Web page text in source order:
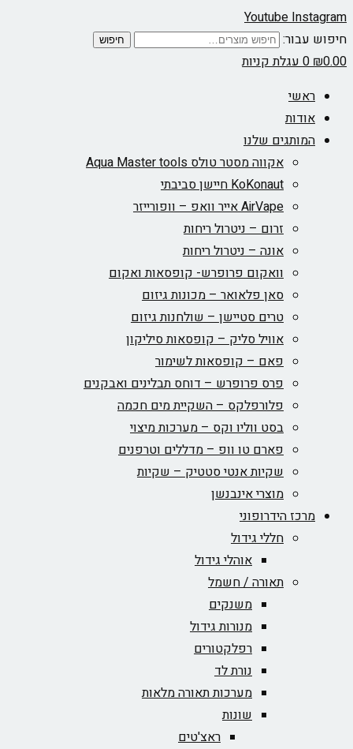
YoutubeInstagram
חיפוש עבור:
חיפוש
₪0.00
0עגלת קניות
ראשי
אודות
המותגים שלנו
אקווה מסטר טולס Aqua Master tools
KoKonaut חיישן סביבתי
AirVape אייר וואפ – וופורייזר
זרום – ניטרול ריחות
אונה – ניטרול ריחות
וואקום פרופרש- קופסאות ואקום
סאן פלאואר – מכונות גיזום
טרים סטיישן – שולחנות גיזום
אוויל סליק – קופסאות סיליקון
פאם – קופסאות לשימור
פרס פרופרש – דוחס תבלינים ואבקנים
פלורפלקס – השקיית מים חכמה
בסט ווליו וקס – מערכות מיצוי
פארם טו וופ – מדללים וטרפנים
שקיות אנטי סטטיק – שקיות
מוצרי אינבנשן
מרכז הידרופוני
חללי גידול
אוהלי גידול
תאורה / חשמל
משנקים
מנורות גידול
רפלקטורים
נורת לד
מערכות תאורה מלאות
שונות
ראצ'טים